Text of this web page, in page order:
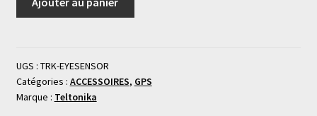
UGS : TRK-EYESENSOR
Catégories : ACCESSOIRES, GPS
Marque : Teltonika